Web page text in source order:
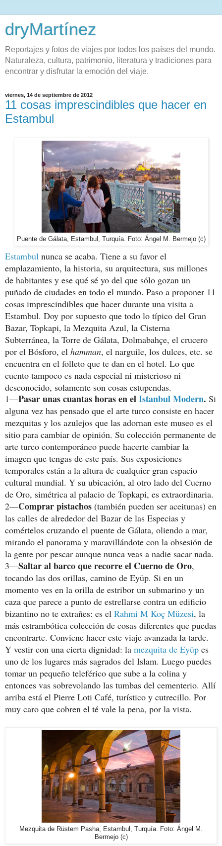
dryMartínez
Reportajes y fotos de viajes por todos los países del mundo.
Naturaleza, cultura, patrimonio, literatura y tradiciones para
encontrar y disfrutar la emoción del viaje.
viernes, 14 de septiembre de 2012
11 cosas imprescindibles que hacer en
Estambul
Puente de Gálata, Estambul, Turquía. Foto: Ángel M. Bermejo (c)
Estambul nunca se acaba. Tiene a su favor el
emplazamiento, la historia, su arquitectura, sus millones
de habitantes y ese qué sé yo del que sólo gozan un
puñado de ciudades en todo el mundo. Paso a proponer 11
cosas imprescindibles que hacer durante una visita a
Estambul. Doy por supuesto que todo lo típico del Gran
Bazar, Topkapi, la Mezquita Azul, la Cisterna
Subterránea, la Torre de Gálata, Dolmabahçe, el crucero
por el Bósforo, el hamman, el narguile, los dulces, etc. se
encuentra en el folleto que te dan en el hotel. Lo que
cuento tampoco es nada especial ni misterioso ni
desconocido, solamente son cosas estupendas.
1—Pasar unas cuantas horas en elIstanbul Modern. Si
alguna vez has pensado que el arte turco consiste en hacer
mezquitas y los azulejos que las adornan este museo es el
sitio para cambiar de opinión. Su colección permanente de
arte turco contemporáneo puede hacerte cambiar la
imagen que tengas de este país. Sus exposiciones
temporales están a la altura de cualquier gran espacio
cultural mundial. Y su ubicación, al otro lado del Cuerno
de Oro, simétrica al palacio de Topkapi, es extraordinaria.
2—Comprar pistachos (también pueden ser aceitunas) en
las calles de alrededor del Bazar de las Especias y
comértelos cruzando el puente de Gálata, oliendo a mar,
mirando el panorama y maravillándote con la obsesión de
la gente por pescar aunque nunca veas a nadie sacar nada.
3—Saltar al barco que recorre el Cuerno de Oro,
tocando las dos orillas, camino de Eyüp. Si en un
momento ves en la orilla de estribor un submarino y un
caza que parece a punto de estrellarse contra un edificio
bizantino no te extrañes: es el Rahmi M Koç Müzesi, la
más estrambótica colección de cosas diferentes que puedas
encontrarte. Conviene hacer este viaje avanzada la tarde.
Y vestir con una cierta dignidad: la mezquita de Eyüp es
uno de los lugares más sagrados del Islam. Luego puedes
tomar un pequeño teleférico que sube a la colina y
entonces vas sobrevolando las tumbas del cementerio. Allí
arriba está el Pierre Loti Café, turístico y cutrecillo. Por
muy caro que cobren el té vale la pena, por la vista.
Mezquita de Rüstem Pasha, Estambul, Turquía. Foto: Ángel M.
Bermejo (c)